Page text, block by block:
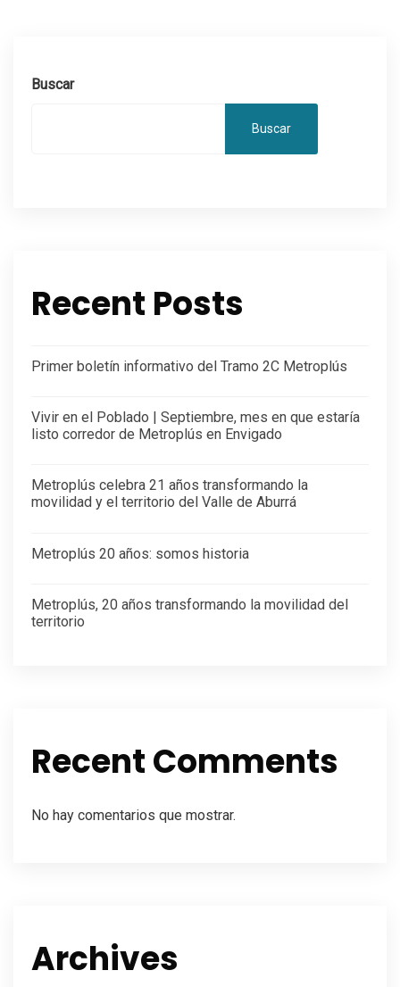
Buscar
Buscar
Recent Posts
Primer boletín informativo del Tramo 2C Metroplús
Vivir en el Poblado | Septiembre, mes en que estaría
listo corredor de Metroplús en Envigado
Metroplús celebra 21 años transformando la
movilidad y el territorio del Valle de Aburrá
Metroplús 20 años: somos historia
Metroplús, 20 años transformando la movilidad del
territorio
Recent Comments
No hay comentarios que mostrar.
Archives